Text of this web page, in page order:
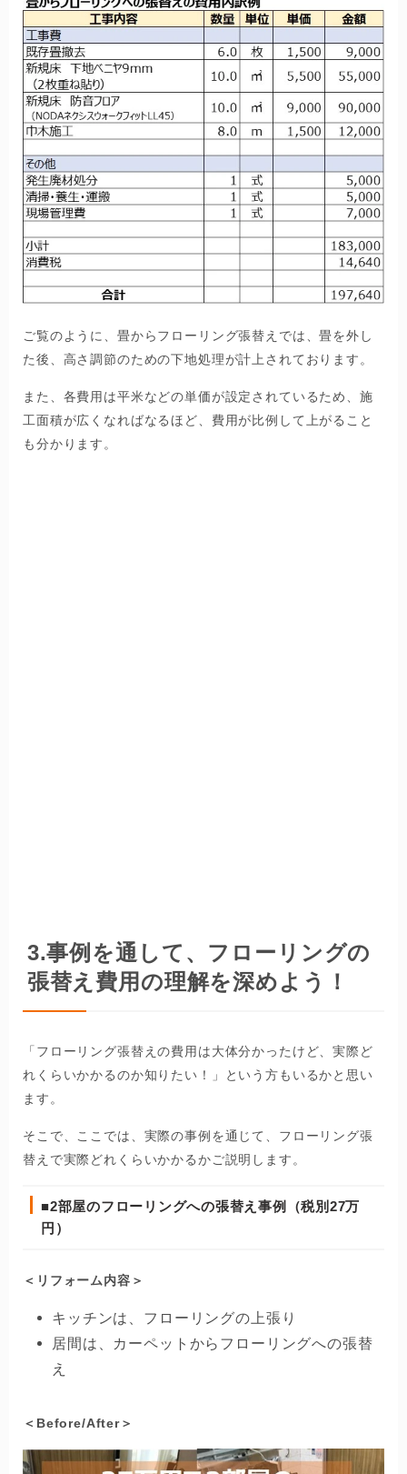
ご覧のように、畳からフローリング張替えでは、畳を外し
た後、高さ調節のための下地処理が計上されております。
また、各費用は平米などの単価が設定されているため、施
工面積が広くなればなるほど、費用が比例して上がること
も分かります。
3.事例を通して、フローリングの
張替え費用の理解を深めよう！
「フローリング張替えの費用は大体分かったけど、実際ど
れくらいかかるのか知りたい！」という方もいるかと思い
ます。
そこで、ここでは、実際の事例を通じて、フローリング張
替えで実際どれくらいかかるかご説明します。
■2部屋のフローリングへの張替え事例（税別27万
円）
＜リフォーム内容＞
キッチンは、フローリングの上張り
居間は、カーペットからフローリングへの張替
え
＜Before/After＞